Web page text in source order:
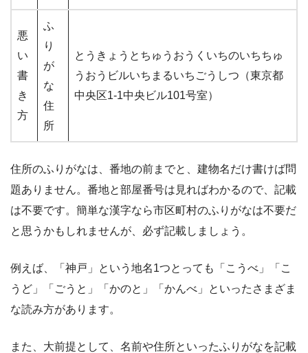
悪
い
書
き
方
ふ
り
が
な
住
所
とうきょうとちゅうおうくいちのいちちゅ
うおうビルいちまるいちごうしつ（東京都
中央区1-1中央ビル101号室）
住所のふりがなは、番地の前までと、建物名だけ書けば問
題ありません。番地と部屋番号は見ればわかるので、記載
は不要です。簡単な漢字なら市区町村のふりがなは不要だ
と思うかもしれませんが、必ず記載しましょう。
例えば、「神戸」という地名1つとっても「こうべ」「こ
うど」「ごうと」「かのと」「かんべ」といったさまざま
な読み方があります。
また、大前提として、名前や住所といったふりがなを記載